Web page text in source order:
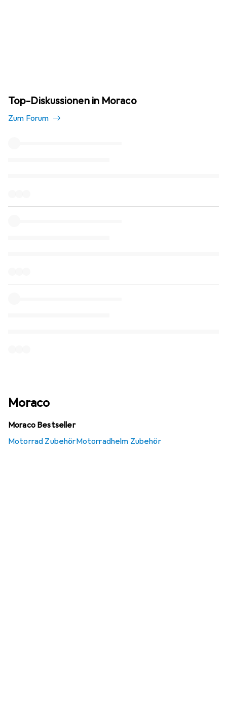
Top-Diskussionen in Moraco
Zum Forum
Moraco
Moraco Bestseller
Motorrad ZubehörMotorradhelm Zubehör